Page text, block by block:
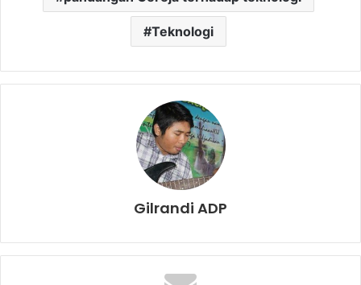
Teknologi
Gilrandi ADP